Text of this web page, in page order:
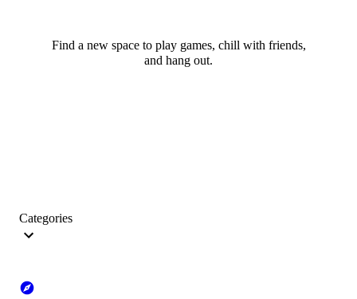
Find a new space to play games, chill with friends,
and hang out.
Categories